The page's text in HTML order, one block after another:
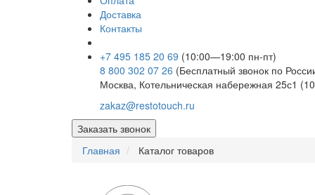
Доставка
Контакты
+7 495 185 20 69 (10:00—19:00 пн-пт)
8 800 302 07 26 (Бесплатный звонок по
Москва, Котельническая набережная 25с1
zakaz@restotouch.ru
Заказать звонок
Главная
Каталог товаров